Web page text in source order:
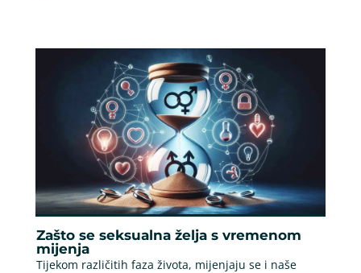
Zašto se seksualna želja s vremenom
mijenja
Tijekom različitih faza života, mijenjaju se i naše